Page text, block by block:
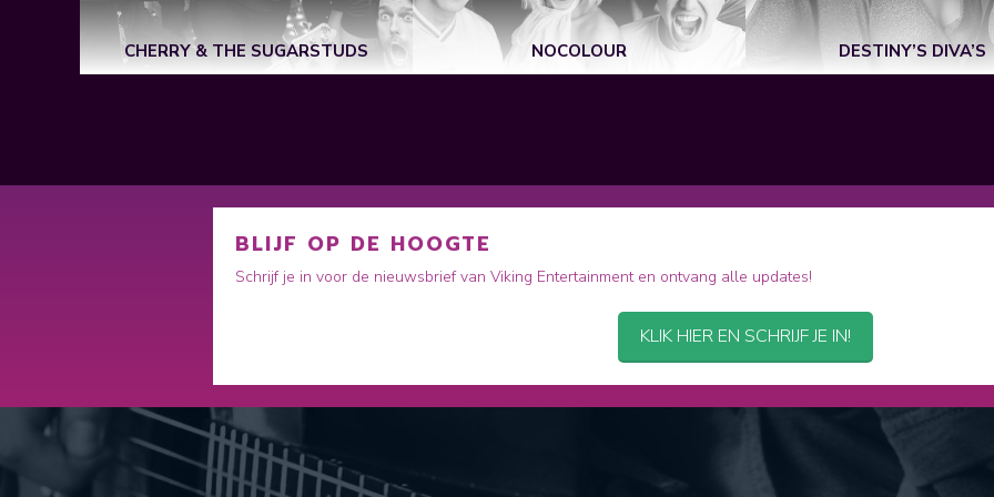
CHERRY & THE SUGARSTUDS NOCOLOUR DESTINY’S DIVA’S
BLIJF OP DE HOOGTE
Schrijf je in voor de nieuwsbrief van Viking Entertainment en ontvang alle updates!
KLIK HIER EN SCHRIJF JE IN!